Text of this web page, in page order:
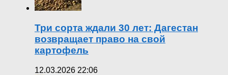
Три сорта ждали 30 лет: Дагестан
возвращает право на свой
картофель
12.03.2026 22:06